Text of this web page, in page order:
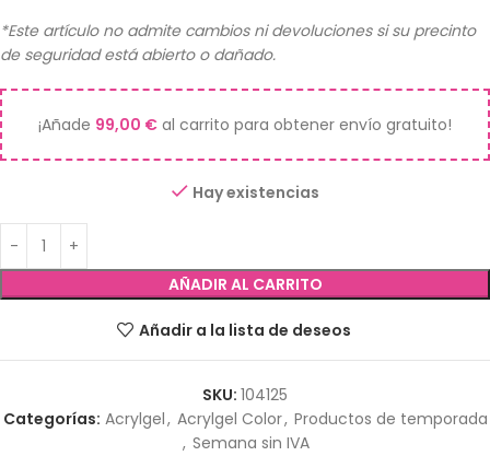
*Este artículo no admite cambios ni devoluciones si su precinto
de seguridad está abierto o dañado.
¡Añade 99,00 € al carrito para obtener envío gratuito!
Hay existencias
AÑADIR AL CARRITO
Añadir a la lista de deseos
SKU: 104125
Categorías: Acrylgel, Acrylgel Color, Productos de temporada
, Semana sin IVA